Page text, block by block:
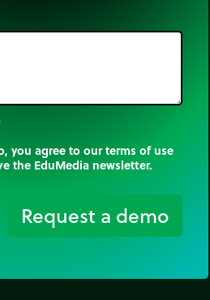
you agree to our terms of use
the EduMedia newsletter.
Request a demo